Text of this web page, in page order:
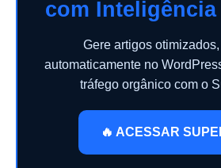
com
Gere artigos
automaticamente no
tráfego orgânico com o
🔥 ACESSAR